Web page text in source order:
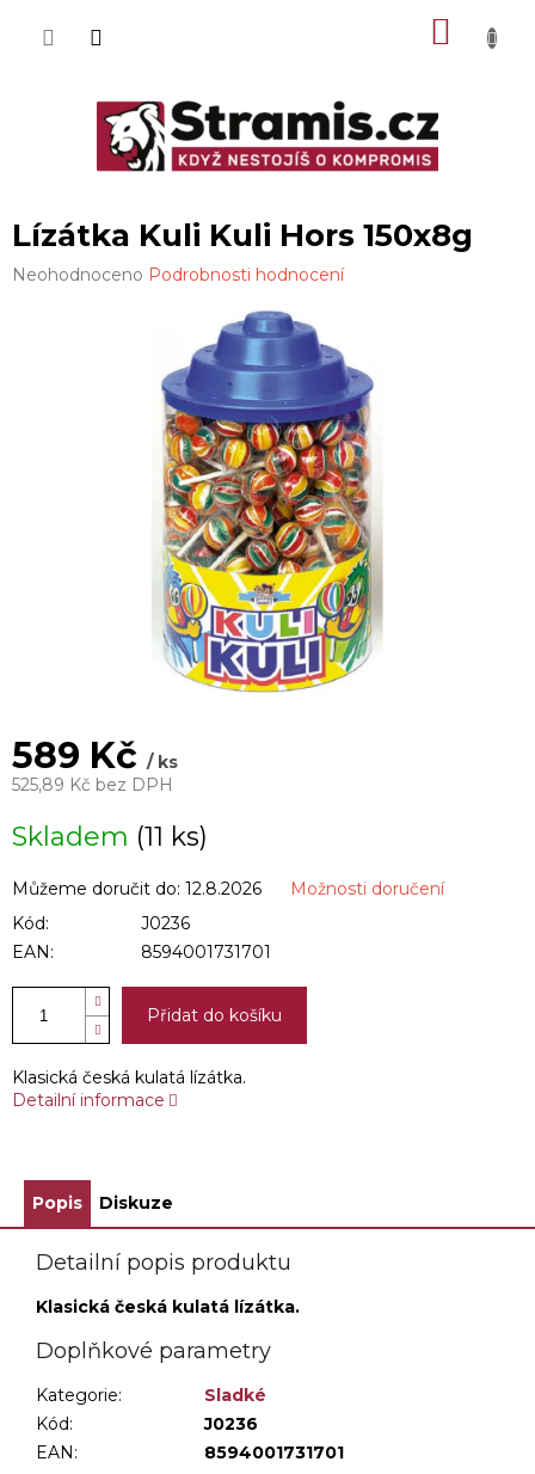
Lízátka Kuli Kuli Hors 150x8g
Průměrné
Neohodnoceno Podrobnosti hodnocení
589 Kč/ ks
525,89 Kč bez DPH
cena:
Skladem (11 ks)
Můžeme doručit do: 12.8.2026
Možnosti doručení
Kód:
J0236
EAN:
8594001731701
Přidat do košíku
Klasická česká kulatá lízátka.
Detailní informace
Popis Diskuze
Detailní popis produktu
Klasická česká kulatá lízátka.
Doplňkové parametry
Kategorie:
Sladké
Kód:
J0236
EAN:
8594001731701